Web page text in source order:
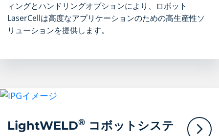
ィングとハンドリングオプションにより、ロボット
LaserCellは高度なアプリケーションのための高生産性ソ
リューションを提供します。
LightWELD® コボットシステ